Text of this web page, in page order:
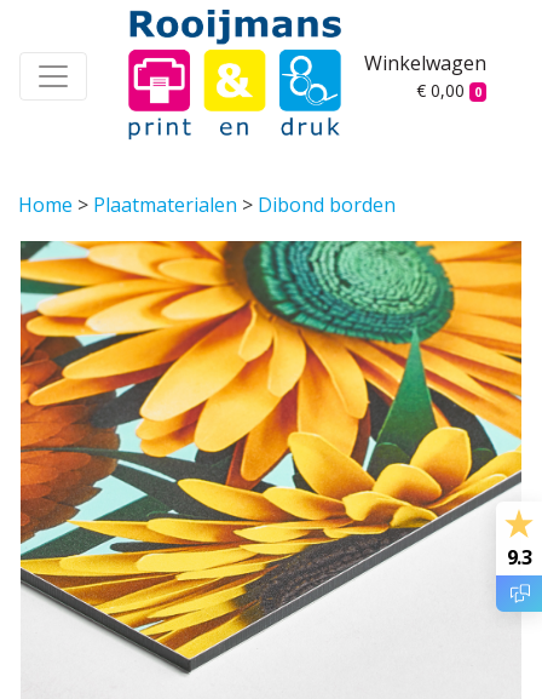
Winkelwagen
€ 0,00 0
Home > Plaatmaterialen > Dibond borden
9.3